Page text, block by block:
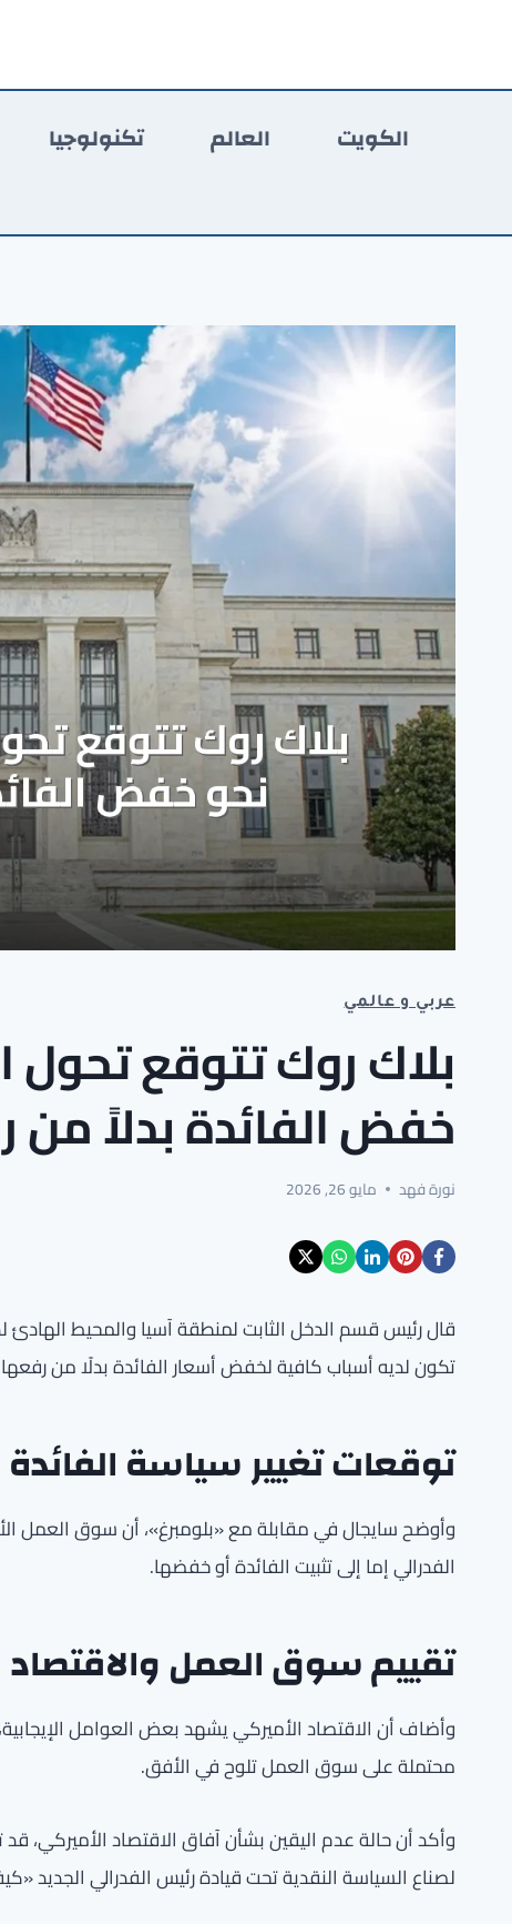
المحتوى
الكويت العالم تكنولوجيا
عربي و عالمي
بلاك روك تتوقع تحول
خفض الفائدة بدلاً من
نورة فهد مايو 26, 2026
قال رئيس قسم الدخل الثابت لمنطقة آسيا والمحيط الهادئ
تكون لديه أسباب كافية لخفض أسعار الفائدة بدلًا من
توقعات تغيير سياسة الفائدة
وأوضح سايجال في مقابلة مع «بلومبرغ»، أن سوق العمل
الفدرالي إما إلى تثبيت الفائدة أو خفضها.
تقييم سوق العمل والاقتصاد
وأضاف أن الاقتصاد الأميركي يشهد بعض العوامل
محتملة على سوق العمل تلوح في الأفق.
وأكد أن حالة عدم اليقين بشأن آفاق الاقتصاد الأميركي، قد
لصناع السياسة النقدية تحت قيادة رئيس الفدرالي الجديد